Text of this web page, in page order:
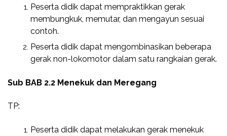
Peserta didik dapat mempraktikkan gerak
membungkuk, memutar, dan mengayun sesuai
contoh.
Peserta didik dapat mengombinasikan beberapa
gerak non-lokomotor dalam satu rangkaian gerak.
Sub BAB 2.2 Menekuk dan Meregang
TP:
Peserta didik dapat melakukan gerak menekuk